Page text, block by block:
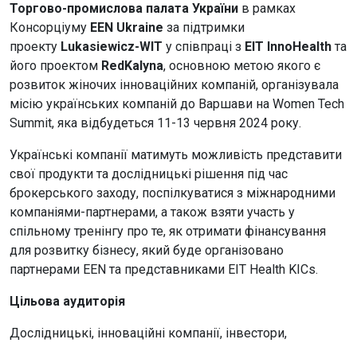
Торгово-промислова палата України в рамках
Консорціуму EEN Ukraine за підтримки
проекту Lukasiewicz-WIT у співпраці з EIT InnoHealth та
його проектом RedKalyna, основною метою якого є
розвиток жіночих інноваційних компаній, організувала
місію українських компаній до Варшави на Women Tech
Summit, яка відбудеться 11-13 червня 2024 року.
Українські компанії матимуть можливість представити
свої продукти та дослідницькі рішення під час
брокерського заходу, поспілкуватися з міжнародними
компаніями-партнерами, а також взяти участь у
спільному тренінгу про те, як отримати фінансування
для розвитку бізнесу, який буде організовано
партнерами EEN та представниками EIT Health KICs.
Цільова аудиторія
Дослідницькі, інноваційні компанії, інвестори,